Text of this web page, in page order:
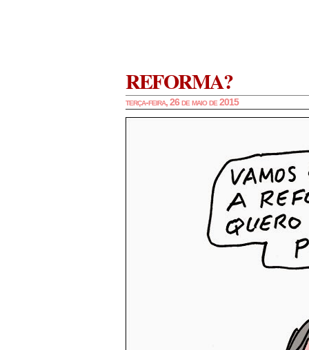
REFORMA?
terça-feira, 26 de maio de 2015